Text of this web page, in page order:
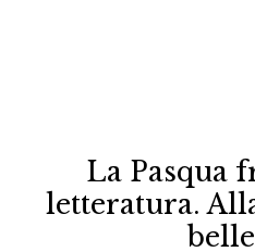
La Pasqua
letteratura.